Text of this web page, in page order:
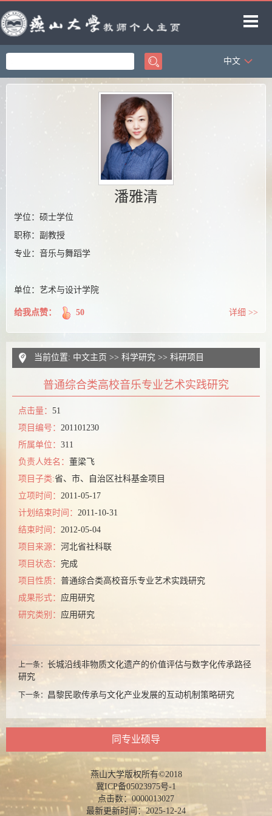
首页
科学研究
中文
潘雅清
学位：硕士学位
职称：副教授
专业：音乐与舞蹈学
单位：艺术与设计学院
给我点赞： 50 详细 >>
当前位置: 中文主页 >> 科学研究 >> 科研项目
普通综合类高校音乐专业艺术实践研究
点击量： 51
项目编号： 201101230
所属单位： 311
负责人姓名： 董梁飞
项目子类:省、市、自治区社科基金项目
立项时间： 2011-05-17
计划结束时间： 2011-10-31
结束时间： 2012-05-04
项目来源： 河北省社科联
项目状态： 完成
项目性质： 普通综合类高校音乐专业艺术实践研究
成果形式： 应用研究
研究类别： 应用研究
上一条： 长城沿线非物质文化遗产的价值评估与数字化传承路径
研究
下一条： 昌黎民歌传承与文化产业发展的互动机制策略研究
同专业硕导
燕山大学版权所有©2018
冀ICP备05023975号-1
点击数： 0000013027
最新更新时间：2025-12-24